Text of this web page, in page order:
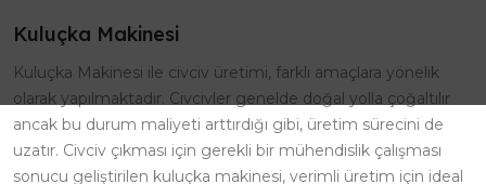
Kuluçka Makinesi
Kuluçka Makinesi ile civciv üretimi, farklı amaçlara yönelik
olarak yapılmaktadır. Civcivler genelde doğal yolla çoğaltılır
ancak bu durum maliyeti arttırdığı gibi, üretim sürecini de
uzatır. Civciv çıkması için gerekli bir mühendislik çalışması
sonucu geliştirilen kuluçka makinesi, verimli üretim için ideal